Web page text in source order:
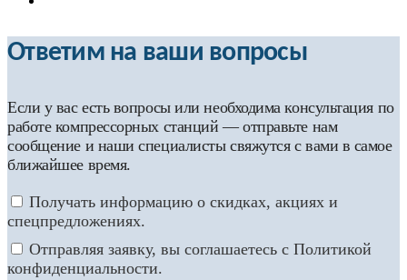
Ответим на ваши вопросы
Если у вас есть вопросы или необходима консультация по
работе компрессорных станций — отправьте нам
сообщение и наши специалисты свяжутся с вами в самое
ближайшее время.
Получать информацию о скидках, акциях и
спецпредложениях.
Отправляя заявку, вы соглашаетесь с Политикой
конфиденциальности.